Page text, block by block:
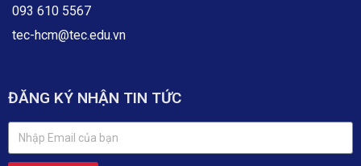
093 610 5567
tec-hcm@tec.edu.vn
ĐĂNG KÝ NHẬN TIN TỨC